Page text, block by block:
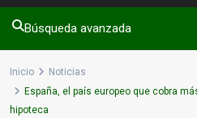
Búsqueda avanzada
Inicio
Noticias
España, el país europeo que cobra
hipoteca